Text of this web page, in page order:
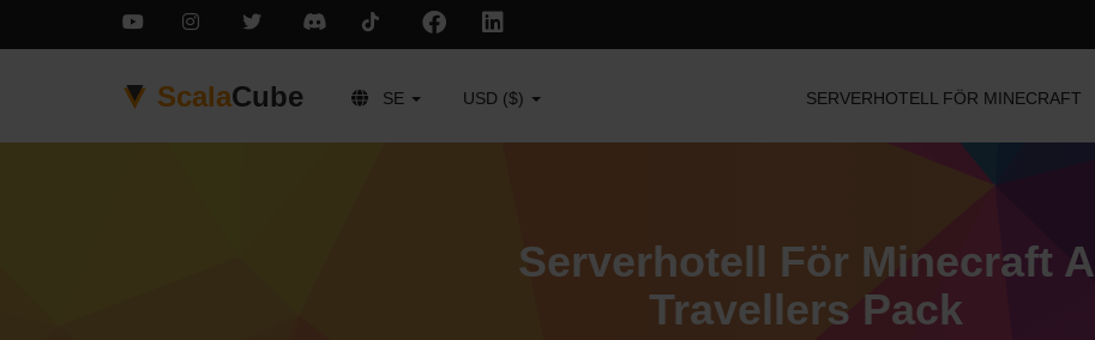
ScalaCube SE USD ($) SERVERHOTELL FÖR MINECRAFT
Serverhotell För Minecraft A
Travellers Pack